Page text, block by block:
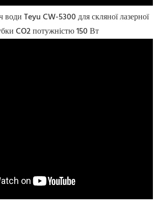
Teyu CW-5300 для скляної лазерної
CO2 потужністю 150 Вт